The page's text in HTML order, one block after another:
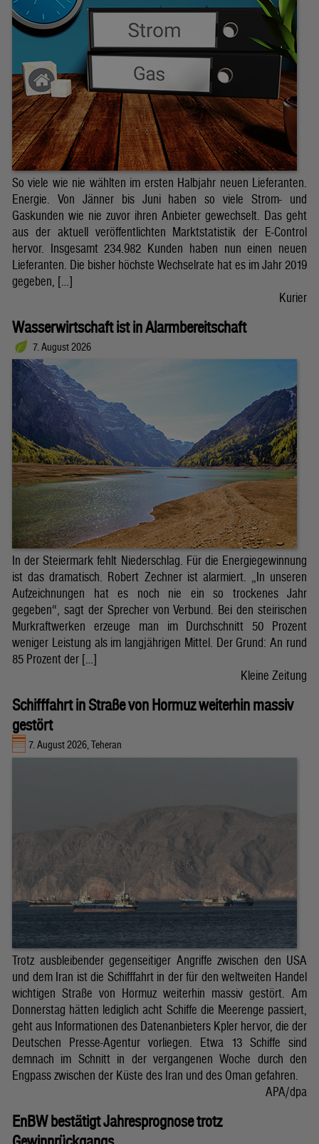
So viele wie nie wählten im ersten Halbjahr neuen Lieferanten.
Energie. Von Jänner bis Juni haben so viele Strom- und
Gaskunden wie nie zuvor ihren Anbieter gewechselt. Das geht
aus der aktuell veröffentlichten Marktstatistik der E-Control
hervor. Insgesamt 234.982 Kunden haben nun einen neuen
Lieferanten. Die bisher höchste Wechselrate hat es im Jahr 2019
gegeben, […]
Kurier
Wasserwirtschaft ist in Alarmbereitschaft
7. August 2026
In der Steiermark fehlt Niederschlag. Für die Energiegewinnung
ist das dramatisch. Robert Zechner ist alarmiert. „In unseren
Aufzeichnungen hat es noch nie ein so trockenes Jahr
gegeben“, sagt der Sprecher von Verbund. Bei den steirischen
Murkraftwerken erzeuge man im Durchschnitt 50 Prozent
weniger Leistung als im langjährigen Mittel. Der Grund: An rund
85 Prozent der […]
Kleine Zeitung
Schifffahrt in Straße von Hormuz weiterhin massiv
gestört
7. August 2026, Teheran
Trotz ausbleibender gegenseitiger Angriffe zwischen den USA
und dem Iran ist die Schifffahrt in der für den weltweiten Handel
wichtigen Straße von Hormuz weiterhin massiv gestört. Am
Donnerstag hätten lediglich acht Schiffe die Meerenge passiert,
geht aus Informationen des Datenanbieters Kpler hervor, die der
Deutschen Presse-Agentur vorliegen. Etwa 13 Schiffe sind
demnach im Schnitt in der vergangenen Woche durch den
Engpass zwischen der Küste des Iran und des Oman gefahren.
APA/dpa
EnBW bestätigt Jahresprognose trotz